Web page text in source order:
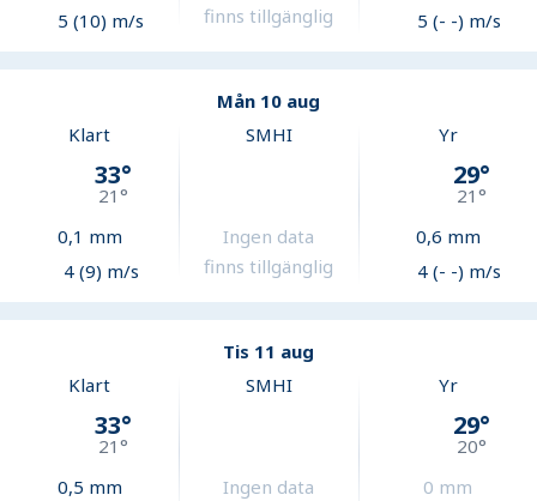
5 (10) m/s
finns tillgänglig
5 (- -) m/s
Mån 10 aug
Klart
33°
21°
0,1 mm
4 (9) m/s
SMHI
Ingen data
finns tillgänglig
Yr
29°
21°
0,6 mm
4 (- -) m/s
Tis 11 aug
Klart
33°
21°
0,5 mm
SMHI
Ingen data
Yr
29°
20°
0 mm